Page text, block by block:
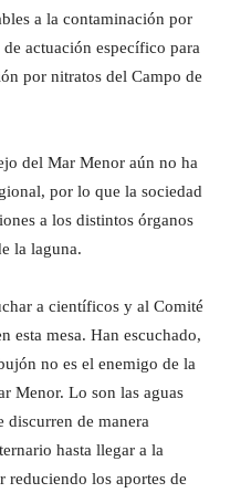
a la contaminación por
actuación específico para
por nitratos del Campo de
del Mar Menor aún no ha
por lo que la sociedad
a los distintos órganos
la laguna.
a científicos y al Comité
esta mesa. Han escuchado,
no es el enemigo de la
Menor. Lo son las aguas
de manera
hasta llegar a la
reduciendo los aportes de